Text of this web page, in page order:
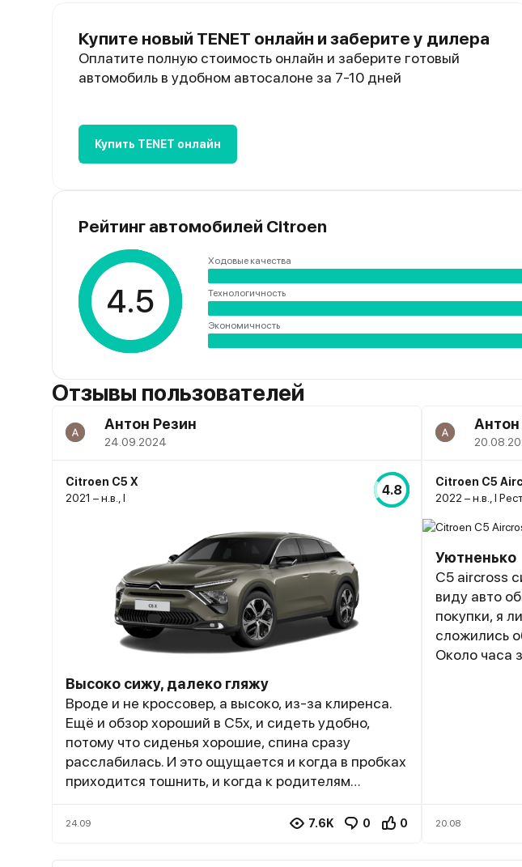
Купите новый TENET онлайн и заберите у дилера
Оплатите полную стоимость онлайн и заберите готовый
автомобиль в удобном автосалоне за 7-10 дней
Купить TENET онлайн
Рейтинг автомобилей Citroen
4.5
Ходовые качества
Технологичность
Экономичность
Отзывы пользователей
Антон Резин
24.09.2024
Citroen C5 X
2021 – н.в., I
4.8
Высоко сижу, далеко гляжу
Вроде и не кроссовер, а высоко, из-за клиренса.
Ещё и обзор хороший в C5x, и сидеть удобно,
потому что сиденья хорошие, спина сразу
расслабилась. И это ощущается и когда в пробках
приходится тошнить, и когда к родителям
ожидал такого расхода, который за 7 литров так
бодрого кроссовера, в котором места по сути не
24.09 7.6K 0 0
Антон
Citroen C5
2022 – н.в., I
Уютненько
С5 aircross
виду авто
покупки, я
сложились
Около часа
ларьке
20.08